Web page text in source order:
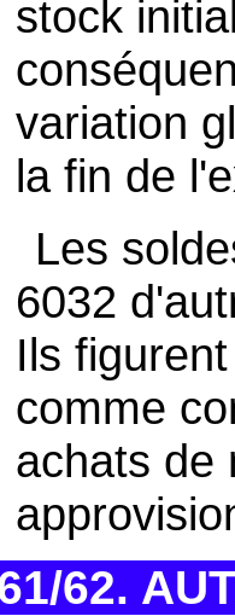
stock
variation
la fin de
Les
6032
Ils
comme
achats de
62.